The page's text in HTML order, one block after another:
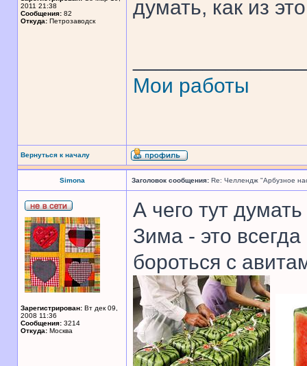
2011 21:38
Сообщения: 82
Откуда: Петрозаводск
думать, как из
Мои работы
Вернуться к началу
Simona Заголовок сообщения: Re: Челлендж "Арбузное
Зарегистрирован: Вт дек 09,
2008 11:36
Сообщения: 3214
Откуда: Москва
А чего тут
Зима - это
бороться с